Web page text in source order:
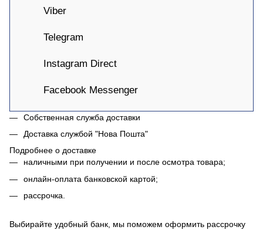
Viber
Telegram
Instagram Direct
Facebook Messenger
Собственная служба доставки
Доставка службой "Нова Пошта"
Подробнее о доставке
наличными при получении и после осмотра товара;
онлайн-оплата банковской картой;
рассрочка.
Выбирайте удобный банк, мы поможем оформить рассрочку